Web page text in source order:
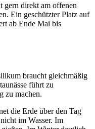
gern direkt am offenen
Ein geschützter Platz auf
ab Ende Mai bis
braucht gleichmäßig
führt zu
zu machen.
die Erde über den Tag
im Wasser. Im